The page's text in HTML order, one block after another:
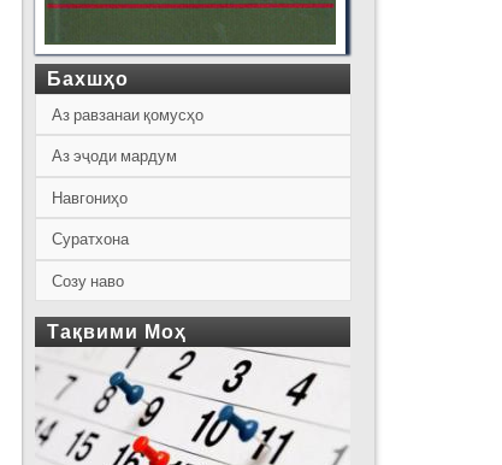
Бахшҳо
Аз равзанаи қомусҳо
Аз эҷоди мардум
Навгониҳо
Суратхона
Созу наво
Тақвими Моҳ